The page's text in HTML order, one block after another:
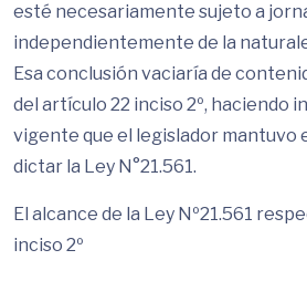
esté necesariamente sujeto a
independientemente de la
Esa conclusión vaciaría de
del artículo 22 inciso 2º, haciendo
vigente que el legislador mantuvo
dictar la Ley N°21.561.
El alcance de la Ley Nº21.561
inciso 2º